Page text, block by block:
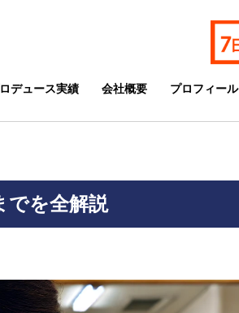
デュース実績 会社概要 プロフィール
でを全解説